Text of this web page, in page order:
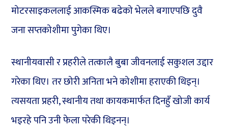
मोटरसाइकललाई आकस्मिक बढेको भेलले बगाएपछि दुवै
जना सप्तकोशीमा पुगेका थिए।
स्थानीयवासी र प्रहरीले तत्कालै बुबा जीवनलाई सकुशल उद्दार
गरेका थिए। तर छोरी अनिता भने कोशीमा हराएकी थिइन्।
त्यसयता प्रहरी, स्थानीय तथा कायकमार्फत दिनहुँ खोजी कार्य
भइरहे पनि उनी फेला परेकी थिइनन्।